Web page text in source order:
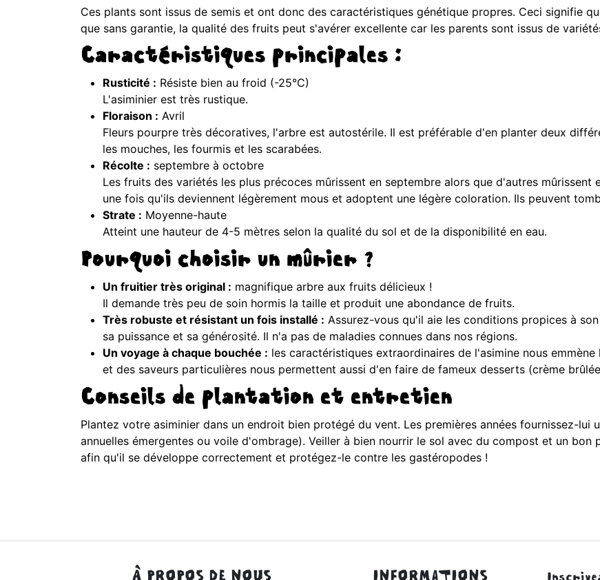
Ces plants sont issus de semis et ont donc des caractéristiques génétique propres. Ceci signifie
que sans garantie, la qualité des fruits peut s'avérer excellente car les parents sont issus de
Caractéristiques principales :
Rusticité : Résiste bien au froid (-25°C)
L'asiminier est très rustique.
Floraison : Avril
Fleurs pourpre très décoratives, l'arbre est autostérile. Il est préférable d'en planter deux
les mouches, les fourmis et les scarabées.
Récolte : septembre à octobre
Les fruits des variétés les plus précoces mûrissent en septembre alors que d'autres
une fois qu'ils deviennent légèrement mous et adoptent une légère coloration. Ils peuvent
Strate : Moyenne-haute
Atteint une hauteur de 4-5 mètres selon la qualité du sol et de la disponibilité en eau.
Pourquoi choisir un mûrier ?
Un fruitier très original : magnifique arbre aux fruits délicieux !
Il demande très peu de soin hormis la taille et produit une abondance de fruits.
Très robuste et résistant un fois installé : Assurez-vous qu'il aie les conditions propices à
sa puissance et sa générosité. Il n'a pas de maladies connues dans nos régions.
Un voyage à chaque bouchée : les caractéristiques extraordinaires de l'asimine nous
et des saveurs particulières nous permettent aussi d'en faire de fameux desserts (crème
Conseils de plantation et entretien
Plantez votre asiminier dans un endroit bien protégé du vent. Les premières années fournissez-lui
annuelles émergentes ou voile d'ombrage). Veiller à bien nourrir le sol avec du compost et un bon
afin qu'il se développe correctement et protégez-le contre les gastéropodes !